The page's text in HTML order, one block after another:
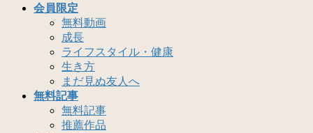
会員限定
無料動画
成長
ライフスタイル・健康
生き方
まだ見ぬ友人へ
無料記事
無料記事
推薦作品